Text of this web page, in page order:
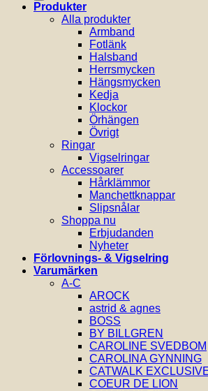
Produkter
Alla produkter
Armband
Fotlänk
Halsband
Herrsmycken
Hängsmycken
Kedja
Klockor
Örhängen
Övrigt
Ringar
Vigselringar
Accessoarer
Hårklämmor
Manchettknappar
Slipsnålar
Shoppa nu
Erbjudanden
Nyheter
Förlovnings- & Vigselring
Varumärken
A-C
AROCK
astrid & agnes
BOSS
BY BILLGREN
CAROLINE SVEDBOM
CAROLINA GYNNING
CATWALK
COEUR DE LION